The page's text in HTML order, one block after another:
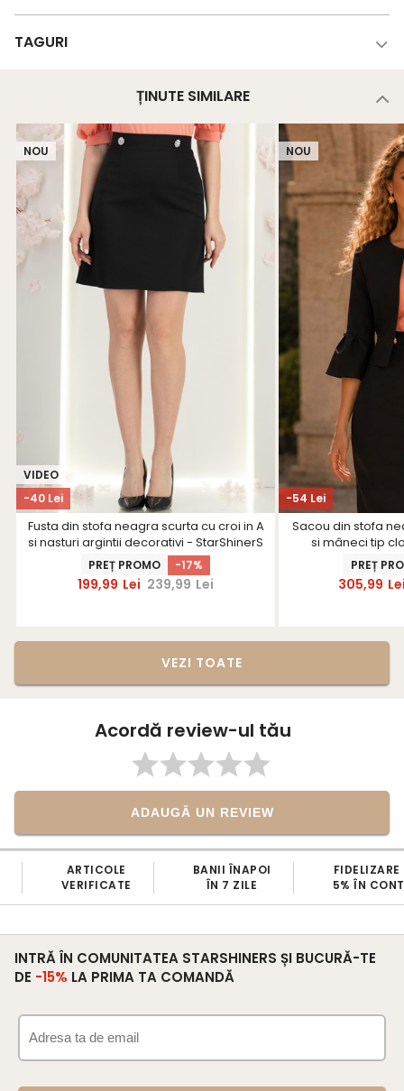
TAGURI
ȚINUTE SIMILARE
-40 Lei
VIDEO
NOU
Fusta din stofa neagra scurta cu croi in A
si nasturi argintii decorativi - StarShinerS
PREȚ PROMO -17%
199,99 Lei 239,99 Lei
-54 Lei
NOU
Sacou din stofa
si mâneci tip
PREȚ
305,99
VEZI TOATE
Acordă review-ul tău
ADAUGĂ UN REVIEW
BANII ÎNAPOI
ÎN 7 ZILE
FIDELIZARE CLIENȚI
5% ÎN CONT CLIENT
INTRĂ ÎN COMUNITATEA STARSHINERS ȘI BUCURĂ-TE
DE -15% LA PRIMA TA COMANDĂ